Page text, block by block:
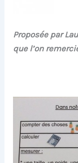
Proposée par Laurence
que l’on